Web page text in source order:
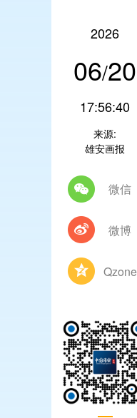
2026
06/20
17:56:40
来源:
雄安画报
微信
微博
Qzone